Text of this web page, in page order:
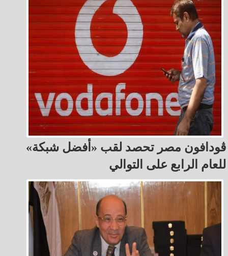
ڤودافون مصر تحصد لقب «أفضل شبكة»
للعام الرابع على التوالي